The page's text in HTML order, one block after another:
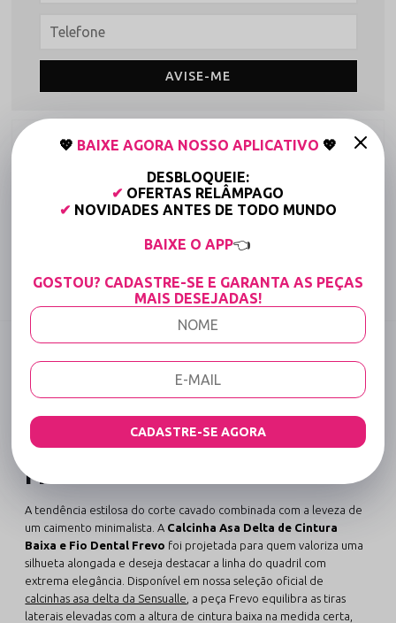
AVISE-ME
15% OFF para Compras Acima de R$400,00 (Varejo)
Compartilhe:
DESCRIÇÃO COMPLETA
Código identificador (SKU): 1473
Calcinha Asa Delta de
Cintura Baixa e Fio Dental
Frevo
A tendência estilosa do corte cavado combinada com a leveza de
um caimento minimalista. A Calcinha Asa Delta de Cintura
Baixa e Fio Dental Frevo foi projetada para quem valoriza uma
silhueta alongada e deseja destacar a linha do quadril com
extrema elegância. Disponível em nossa seleção oficial de
calcinhas asa delta da Sensualle , a peça Frevo equilibra as tiras
laterais elevadas com a altura de cintura baixa na medida certa,
💖 BAIXE AGORA NOSSO APLICATIVO 💖
DESBLOQUEIE:
✔ OFERTAS RELÂMPAGO
✔ NOVIDADES ANTES DE TODO MUNDO
BAIXE O APP👈
GOSTOU? CADASTRE-SE E GARANTA AS PEÇAS
MAIS DESEJADAS!
CADASTRE-SE AGORA